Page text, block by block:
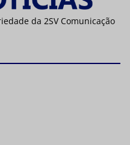
da 2SV Comunicação